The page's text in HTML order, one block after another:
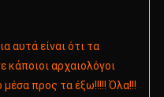
αυτά είναι ότι τα
κάποιοι αρχαιολόγοι
προς τα έξω!!!!! Όλα!!!